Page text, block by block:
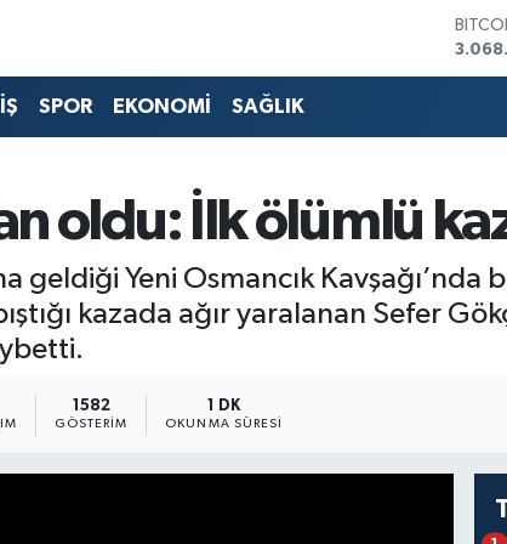
GRAM
SPOR EKONOMİ SAĞLIK
oldu: İlk ölümlü
geldiği Yeni Osmancık Kavşağı’nda
kazada ağır yaralanan Sefer
1582
GÖSTERIM
1 DK
OKUNMA SÜRESI